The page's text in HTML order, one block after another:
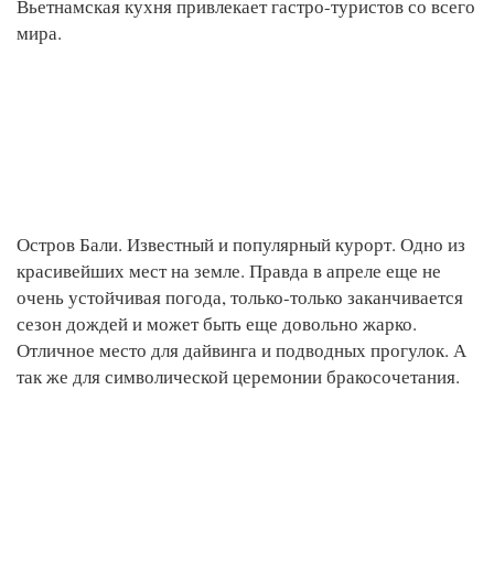
Вьетнамская кухня привлекает гастро-туристов со всего
мира.
Остров Бали. Известный и популярный курорт. Одно из
красивейших мест на земле. Правда в апреле еще не
очень устойчивая погода, только-только заканчивается
сезон дождей и может быть еще довольно жарко.
Отличное место для дайвинга и подводных прогулок. А
так же для символической церемонии бракосочетания.